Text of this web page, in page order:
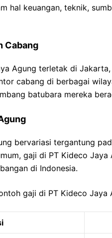
hal keuangan, teknik,
Cabang
Agung terletak di Jakarta,
cabang di berbagai
batubara mereka
bervariasi tergantung
gaji di PT Kideco
di Indonesia.
gaji di PT Kideco Jaya